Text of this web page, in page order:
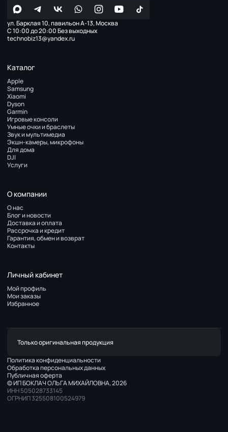
ул. Барклая 10, павильон А-13, Москва
С 10:00 до 20:00 Без выходных
technobiz13@yandex.ru
Каталог
Apple
Samsung
Xiaomi
Dyson
Garmin
Игровые консоли
Умные очки и браслеты
Звук и мультимедиа
Экшн-камеры, микрофоны
Для дома
DJI
Услуги
О компании
О нас
Блог и новости
Доставка и оплата
Рассрочка и кредит
Гарантия, обмен и возврат
Контакты
Личный кабинет
Мой профиль
Мои заказы
Избранное
Только оригинальная продукция
Политика конфиденциальности
Обработка персональных данных
Публичная оферта
© ИП БОКЛАЧ ОЛЬГА МИХАЙЛОВНА, 2026
ИНН 505028733145
ОГРНИП 325508100524979